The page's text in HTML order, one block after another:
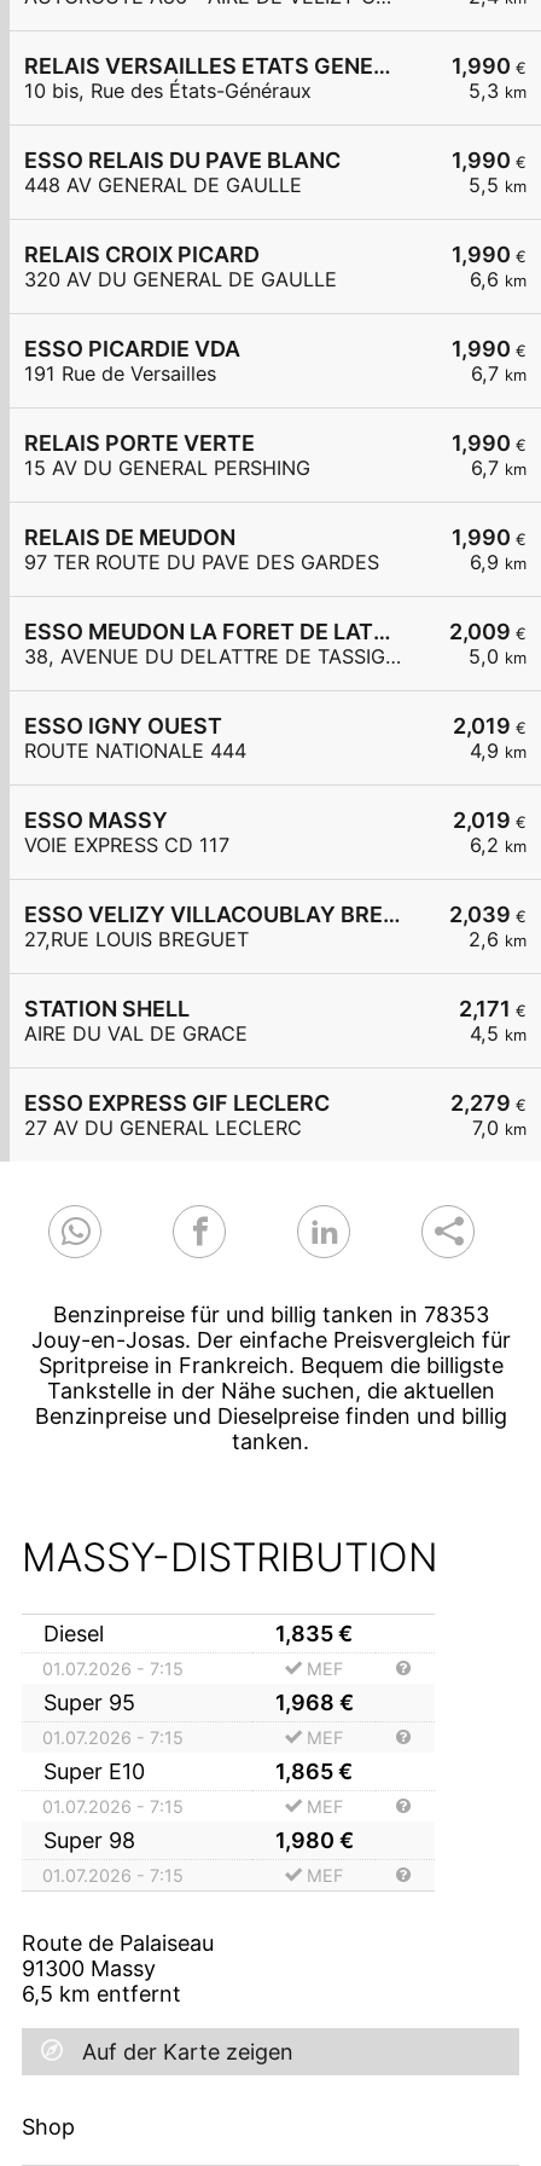
1,990 €
5,3 km
RELAIS VERSAILLES ETATS GENERAUX
10 bis, Rue des États-Généraux
1,990 €
5,5 km
ESSO RELAIS DU PAVE BLANC
448 AV GENERAL DE GAULLE
1,990 €
6,6 km
RELAIS CROIX PICARD
320 AV DU GENERAL DE GAULLE
1,990 €
6,7 km
ESSO PICARDIE VDA
191 Rue de Versailles
1,990 €
6,7 km
RELAIS PORTE VERTE
15 AV DU GENERAL PERSHING
1,990 €
6,9 km
RELAIS DE MEUDON
97 TER ROUTE DU PAVE DES GARDES
2,009 €
5,0 km
ESSO MEUDON LA FORET DE LATTRE DE TASSIGNY
38, AVENUE DU DELATTRE DE TASSIGNY
2,019 €
4,9 km
ESSO IGNY OUEST
ROUTE NATIONALE 444
2,019 €
6,2 km
ESSO MASSY
VOIE EXPRESS CD 117
2,039 €
2,6 km
ESSO VELIZY VILLACOUBLAY BREGUET
27,RUE LOUIS BREGUET
2,171 €
4,5 km
STATION SHELL
AIRE DU VAL DE GRACE
2,279 €
7,0 km
ESSO EXPRESS GIF LECLERC
27 AV DU GENERAL LECLERC
Benzinpreise für und billig tanken in 78353
Jouy-en-Josas. Der einfache Preisvergleich für
Spritpreise in Frankreich. Bequem die billigste
Tankstelle in der Nähe suchen, die aktuellen
Benzinpreise und Dieselpreise finden und billig
tanken.
MASSY-DISTRIBUTION
Diesel 1,835€
01.07.2026 - 7:15 MEF
Super 95 1,968 €
01.07.2026 - 7:15 MEF
Super E10 1,865€
01.07.2026 - 7:15 MEF
Super 98 1,980 €
01.07.2026 - 7:15 MEF
Route de Palaiseau
91300 Massy
6,5 km entfernt
Auf der Karte zeigen
Shop